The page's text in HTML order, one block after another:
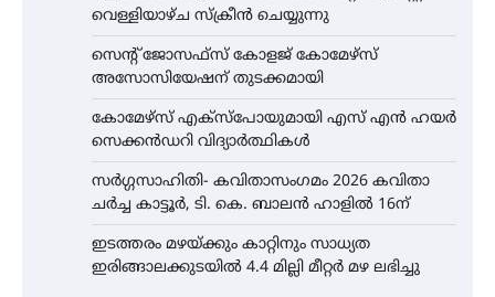
വെള്ളിയാഴ്ച സ്‌ക്രീൻ ചെയ്യുന്നു
സെന്റ് ജോസഫ്സ് കോളജ് കോമേഴ്‌സ്
അസോസിയേഷന് തുടക്കമായി
കോമേഴ്സ് എക്സ്പോയുമായി എസ് എൻ ഹയർ
സെക്കൻഡറി വിദ്യാർത്ഥികൾ
സർഗ്ഗസാഹിതി- കവിതാസംഗമം 2026 കവിതാ
ചർച്ച കാട്ടൂർ, ടി. കെ. ബാലൻ ഹാളിൽ 16ന്
ഇടത്തരം മഴയ്ക്കും കാറ്റിനും സാധ്യത
ഇരിങ്ങാലക്കുടയിൽ 4.4 മില്ലി മീറ്റർ മഴ ലഭിച്ചു